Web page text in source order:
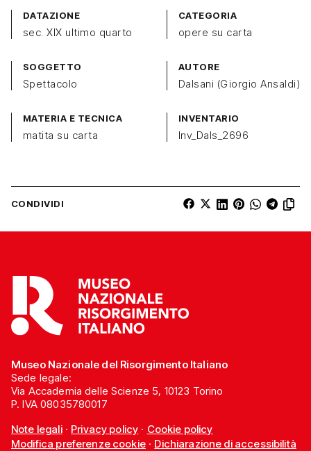
DATAZIONE
sec. XIX ultimo quarto
CATEGORIA
opere su carta
SOGGETTO
Spettacolo
AUTORE
Dalsani (Giorgio Ansaldi)
MATERIA E TECNICA
matita su carta
INVENTARIO
Inv_Dals_2696
CONDIVIDI
Museo Nazionale del Risorgimento Italiano
Sede legale:
Via Accademia delle Scienze 5, 10123 Torino
P. IVA 08035780017
Note legali· Privacy policy · Cookie policy
Modifica preferenze cookie· Dichiarazione di accessibilità